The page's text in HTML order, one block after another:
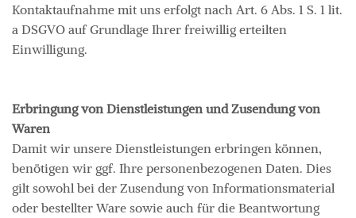
Kontaktaufnahme mit uns erfolgt nach Art. 6 Abs. 1 S. 1 lit.
a DSGVO auf Grundlage Ihrer freiwillig erteilten
Einwilligung.
Erbringung von Dienstleistungen und Zusendung von
Waren
Damit wir unsere Dienstleistungen erbringen können,
benötigen wir ggf. Ihre personenbezogenen Daten. Dies
gilt sowohl bei der Zusendung von Informationsmaterial
oder bestellter Ware sowie auch für die Beantwortung